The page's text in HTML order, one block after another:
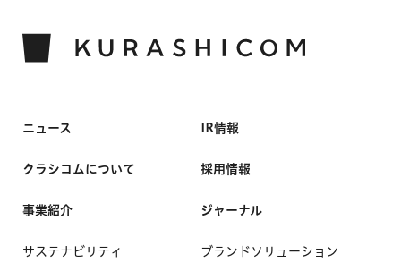
ニュース
クラシコムについて
事業紹介
IR情報
採用情報
ジャーナル
サステナビリティ ブランドソリューション